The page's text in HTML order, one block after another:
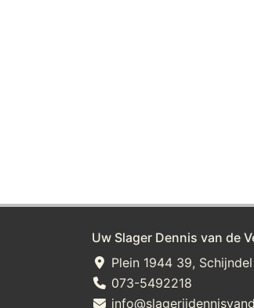
Uw Slager Dennis van de
Plein 1944 39, Schijndel
073-5492218